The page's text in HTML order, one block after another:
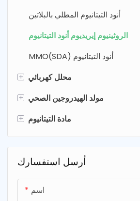
أنود التيتانيوم المطلي بالبلاتين
الروثينيوم إيريديوم أنود التيتانيوم
MMO(SDA) أنود التيتانيوم
+ محلل كهربائي
مولد الهيدروجين بالتحليل الكهربائي
تنقية الفواكه والخضروات
مولد هيبوكلوريت الصوديوم
خلية التحليل الكهربائي
+ مولد الهيدروجين الصحي
زجاجة ماء الهيدروجين
ماكينة غسيل الفواكه والخضروات
رذاذ الماء الهيدروجيني
آلة استنشاق الهيدروجين
+ مادة التيتانيوم
فلتر تيتانيوم
برغي التيتانيوم
أرسل استفسارك
اسم